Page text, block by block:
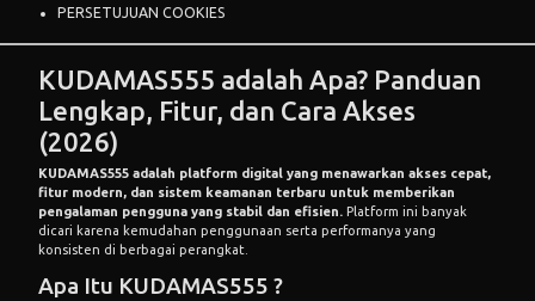
PERSETUJUAN COOKIES
KUDAMAS555 adalah Apa? Panduan
Lengkap, Fitur, dan Cara Akses
(2026)
KUDAMAS555 adalah platform digital yang menawarkan akses cepat,
fitur modern, dan sistem keamanan terbaru untuk memberikan
pengalaman pengguna yang stabil dan efisien. Platform ini banyak
dicari karena kemudahan penggunaan serta performanya yang
konsisten di berbagai perangkat.
Apa Itu KUDAMAS555 ?